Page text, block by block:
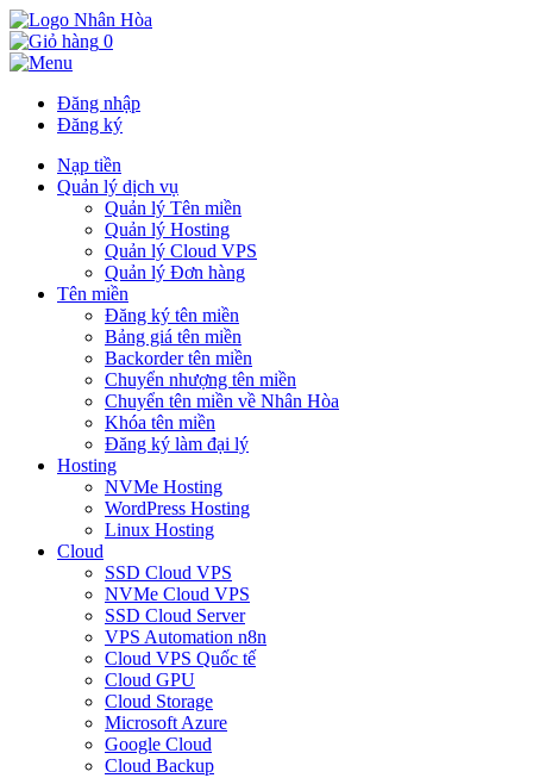
0
Đăng nhập
Đăng ký
Nạp tiền
Quản lý dịch vụ
Quản lý Tên miền
Quản lý Hosting
Quản lý Cloud VPS
Quản lý Đơn hàng
Tên miền
Đăng ký tên miền
Bảng giá tên miền
Backorder tên miền
Chuyển nhượng tên miền
Chuyển tên miền về Nhân Hòa
Khóa tên miền
Đăng ký làm đại lý
Hosting
NVMe Hosting
WordPress Hosting
Linux Hosting
Cloud
SSD Cloud VPS
NVMe Cloud VPS
SSD Cloud Server
VPS Automation n8n
Cloud VPS Quốc tế
Cloud GPU
Cloud Storage
Microsoft Azure
Google Cloud
Cloud Backup